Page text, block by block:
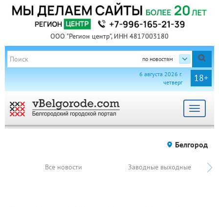
ООО "Регион центр", ИНН 4817003180
по новостям
18+
6 августа 2026 г.
четверг
Toggle
Белгород
Все новости Заводные выходные